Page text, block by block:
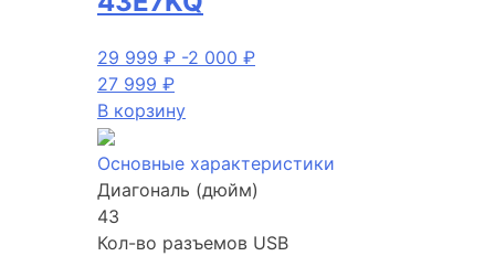
29 999 ₽ -2 000 ₽
27 999 ₽
В корзину
Основные характеристики
Диагональ (дюйм)
43
Кол-во разъемов USB